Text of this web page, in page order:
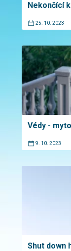
Nekončící
25. 10. 2023
Védy -
9. 10. 2023
Shut down